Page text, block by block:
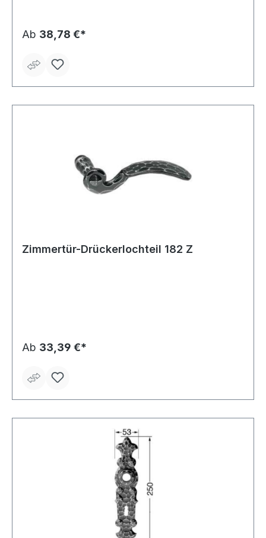
Ab 38,78 €*
Zimmertür-Drückerlochteil 182 Z
Ab 33,39 €*